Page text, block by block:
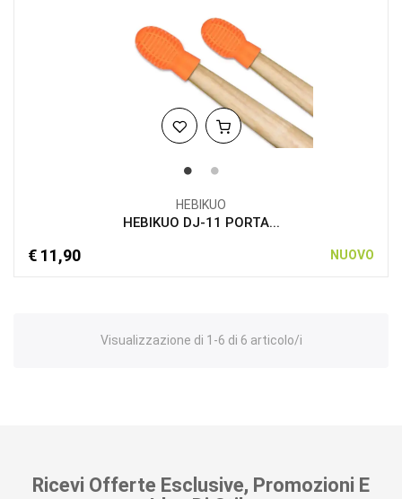
HEBIKUO
HEBIKUO DJ-11 PORTA...
€ 11,90 NUOVO
Visualizzazione di 1-6 di 6 articolo/i
Ricevi Offerte Esclusive, Promozioni E